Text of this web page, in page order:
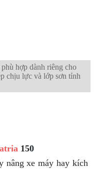
hợp dành riêng cho
chịu lực và lớp sơn tỉnh
150
nâng xe máy hay kích